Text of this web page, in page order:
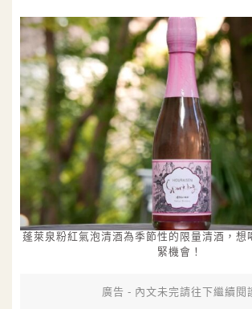
蓬萊泉粉紅氣泡清酒為季節性的限量清酒，想
緊機會！
廣告 - 內文未完請往下繼續閱